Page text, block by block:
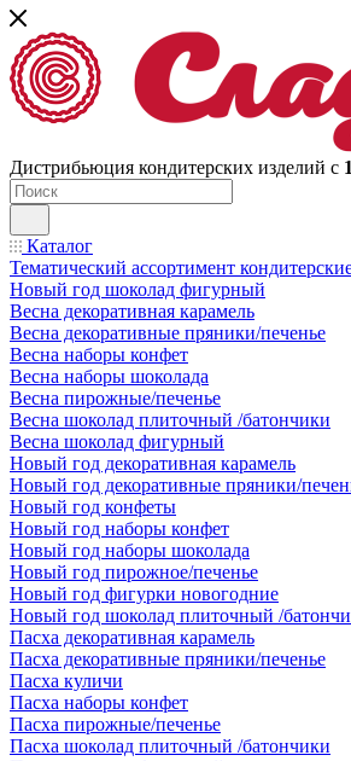
Дистрибьюция кондитерских изделий с
Каталог
Тематический ассортимент
Новый год шоколад фигурный
Весна декоративная карамель
Весна декоративные пряники/печенье
Весна наборы конфет
Весна наборы шоколада
Весна пирожные/печенье
Весна шоколад плиточный /батончики
Весна шоколад фигурный
Новый год декоративная карамель
Новый год декоративные пряники/
Новый год конфеты
Новый год наборы конфет
Новый год наборы шоколада
Новый год пирожное/печенье
Новый год фигурки новогодние
Новый год шоколад плиточный /
Пасха декоративная карамель
Пасха декоративные пряники/печенье
Пасха куличи
Пасха наборы конфет
Пасха пирожные/печенье
Пасха шоколад плиточный /батончики